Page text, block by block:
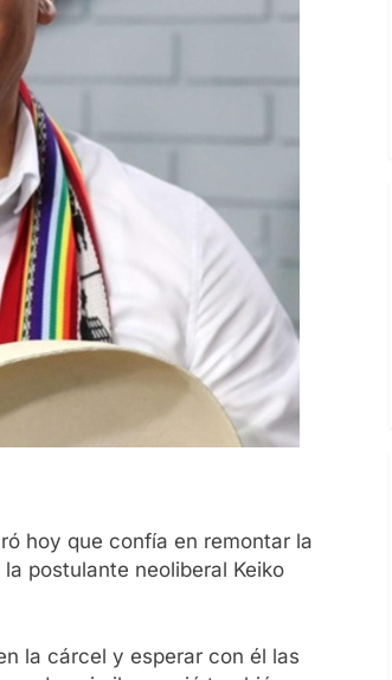
hoy que confía en remontar la
postulante neoliberal Keiko
la cárcel y esperar con él las